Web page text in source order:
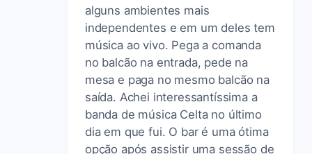
alguns ambientes mais
independentes e em um deles tem
música ao vivo. Pega a comanda
no balcão na entrada, pede na
mesa e paga no mesmo balcão na
saída. Achei interessantíssima a
banda de música Celta no último
dia em que fui. O bar é uma ótima
opção após assistir uma sessão de